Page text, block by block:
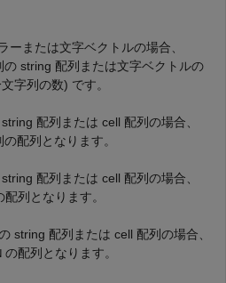
ーまたは文字ベクトルの場合、
の string 配列または文字ベクトルの
字列の数) です。
配列または cell 配列の場合、
の配列となります。
配列または cell 配列の場合、
配列となります。
string 配列または cell 配列の場合、
の配列となります。